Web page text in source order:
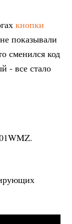
кнопки
показывали
сменился код
- все стало